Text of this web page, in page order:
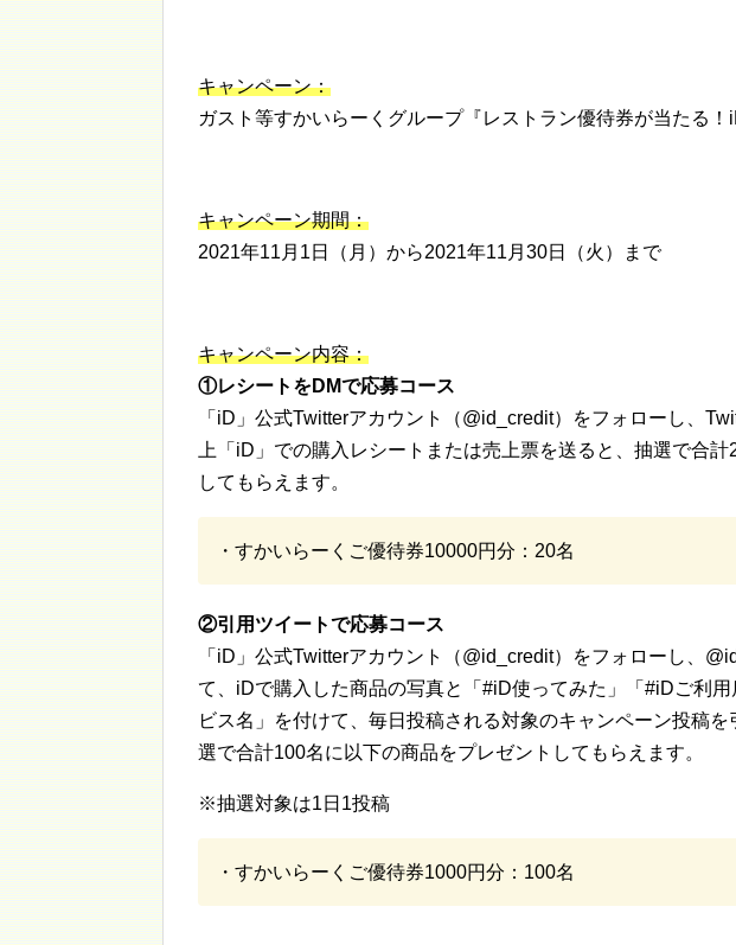
キャンペーン：
ガスト等すかいらーくグループ『レストラン優待券が当たる！
キャンペーン期間：
2021年11月1日（月）から2021年11月30日（火）まで
キャンペーン内容：
①レシートをDMで応募コース
「iD」公式Twitterアカウント（@id_credit）をフォローし、
上「iD」での購入レシートまたは売上票を送ると、抽選で合
してもらえます。
・すかいらーくご優待券10000円分：20名
②引用ツイートで応募コース
「iD」公式Twitterアカウント（@id_credit）をフォローし、
て、iDで購入した商品の写真と「#iD使ってみた」「#iDご利
ビス名」を付けて、毎日投稿される対象のキャンペーン投稿
選で合計100名に以下の商品をプレゼントしてもらえます。
※抽選対象は1日1投稿
・すかいらーくご優待券1000円分：100名